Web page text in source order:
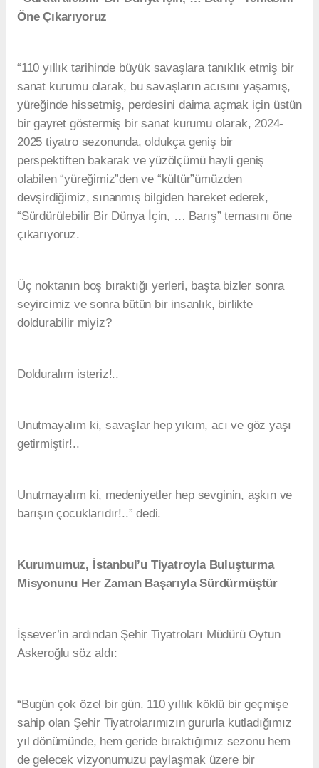
Öne Çıkarıyoruz
“110 yıllık tarihinde büyük savaşlara tanıklık etmiş bir
sanat kurumu olarak, bu savaşların acısını yaşamış,
yüreğinde hissetmiş, perdesini daima açmak için üstün
bir gayret göstermiş bir sanat kurumu olarak, 2024-
2025 tiyatro sezonunda, oldukça geniş bir
perspektiften bakarak ve yüzölçümü hayli geniş
olabilen “yüreğimiz”den ve “kültür”ümüzden
devşirdiğimiz, sınanmış bilgiden hareket ederek,
“Sürdürülebilir Bir Dünya İçin, … Barış” temasını öne
çıkarıyoruz.
Üç noktanın boş bıraktığı yerleri, başta bizler sonra
seyircimiz ve sonra bütün bir insanlık, birlikte
doldurabilir miyiz?
Dolduralım isteriz!..
Unutmayalım ki, savaşlar hep yıkım, acı ve göz yaşı
getirmiştir!..
Unutmayalım ki, medeniyetler hep sevginin, aşkın ve
barışın çocuklarıdır!..” dedi.
Kurumumuz, İstanbul’u Tiyatroyla Buluşturma
Misyonunu Her Zaman Başarıyla Sürdürmüştür
İşsever’in ardından Şehir Tiyatroları Müdürü Oytun
Askeroğlu söz aldı:
“Bugün çok özel bir gün. 110 yıllık köklü bir geçmişe
sahip olan Şehir Tiyatrolarımızın gururla kutladığımız
yıl dönümünde, hem geride bıraktığımız sezonu hem
de gelecek vizyonumuzu paylaşmak üzere bir